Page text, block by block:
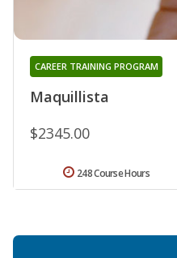
Maquillista
CAREER TRAINING PROGRAM
$2345.00
248 Course Hours